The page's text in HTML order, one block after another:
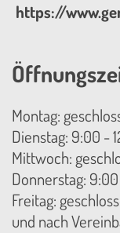
https://
Montag:
Dienstag: 9:00 -
Mittwoch:
Donnerstag:
Freitag:
und nach